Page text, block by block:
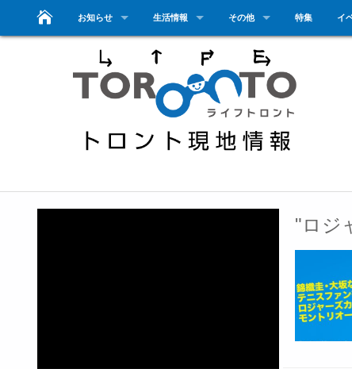
お知らせ 生活情報 その他 特集 イ
"ロジ